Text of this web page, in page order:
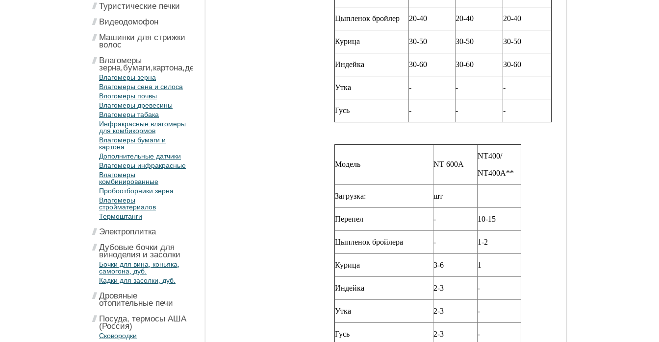
Туристические печки
Видеодомофон
Машинки для стрижки
волос
Влагомеры
зерна,бумаги,картона,дерева
Влагомеры зерна
Влагомеры сена и силоса
Влогомеры почвы
Влагомеры древесины
Влагомеры табака
Инфракрасные влагомеры
для комбикормов
Влагомеры бумаги и
картона
Дополнительные датчики
Влагомеры инфракрасные
Влагомеры
комбинированные
Пробоотборники зерна
Влагомеры
стройматериалов
Термоштанги
Электроплитка
Дубовые бочки для
виноделия и засолки
Бочки для вина, коньяка,
самогона, дуб.
Кадки для засолки, дуб.
Дровяные
отопительные печи
Посуда, термосы АША
(Россия)
Сковородки
Цыпленок бройлер 20-40 20-40 20-40
Курица 30-50 30-50 30-50
Индейка 30-60 30-60 30-60
Утка - - -
Гусь - - -
Модель NT 600А
NT400/
NT400A**
Загрузка: шт
Перепел - 10-15
Цыпленок бройлера - 1-2
Курица 3-6 1
Индейка 2-3 -
Утка 2-3 -
Гусь 2-3 -